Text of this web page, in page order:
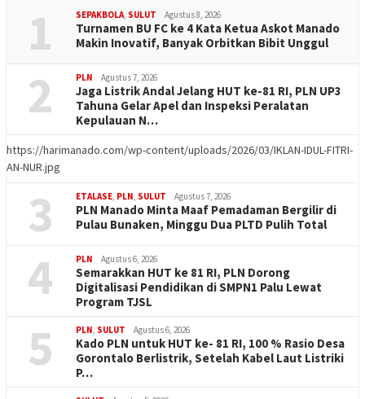
1 SEPAKBOLA SULUT Agustus 8, 2026
Turnamen BU FC ke 4 Kata Ketua Askot Manado
Makin Inovatif, Banyak Orbitkan Bibit Unggul
2 PLN Agustus 7, 2026
Jaga Listrik Andal Jelang HUT ke-81 RI, PLN UP3
Tahuna Gelar Apel dan Inspeksi Peralatan
Kepulauan N…
https://harimanado.com/wp-content/uploads/2026/03/IKLAN-IDUL-FITRI-
AN-NUR.jpg
3 ETALASE PLN SULUT Agustus 7, 2026
PLN Manado Minta Maaf Pemadaman Bergilir di
Pulau Bunaken, Minggu Dua PLTD Pulih Total
4 PLN Agustus 6, 2026
Semarakkan HUT ke 81 RI, PLN Dorong
Digitalisasi Pendidikan di SMPN1 Palu Lewat
Program TJSL
5 PLN SULUT Agustus 6, 2026
Kado PLN untuk HUT ke- 81 RI, 100 % Rasio Desa
Gorontalo Berlistrik, Setelah Kabel Laut Listriki
P…